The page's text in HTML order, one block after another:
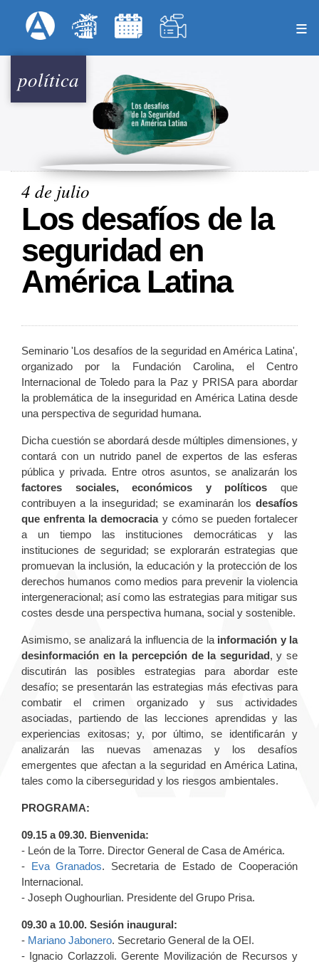
al
Menú Superior
política
4 de julio
Los desafíos de la
seguridad en
América Latina
Seminario 'Los desafíos de la seguridad en América Latina',
organizado por la Fundación Carolina, el Centro
Internacional de Toledo para la Paz y PRISA para abordar
la problemática de la inseguridad en América Latina desde
una perspectiva de seguridad humana.
Dicha cuestión se abordará desde múltiples dimensiones, y
contará con un nutrido panel de expertos de las esferas
pública y privada. Entre otros asuntos, se analizarán los
factores sociales, económicos y políticos que
contribuyen a la inseguridad; se examinarán los desafíos
que enfrenta la democraciay cómo se pueden fortalecer
a un tiempo las instituciones democráticas y las
instituciones de seguridad; se explorarán estrategias que
promuevan la inclusión, la educación y la protección de los
derechos humanos como medios para prevenir la violencia
intergeneracional; así como las estrategias para mitigar sus
costes desde una perspectiva humana, social y sostenible.
Asimismo, se analizará la influencia de la información y la
desinformación en la percepción de la seguridad, y se
discutirán las posibles estrategias para abordar este
desafío; se presentarán las estrategias más efectivas para
combatir el crimen organizado y sus actividades
asociadas, partiendo de las lecciones aprendidas y las
experiencias exitosas; y, por último, se identificarán y
analizarán las nuevas amenazas y los desafíos
emergentes que afectan a la seguridad en América Latina,
tales como la ciberseguridad y los riesgos ambientales.
PROGRAMA:
09.15 a 09.30. Bienvenida:
- León de la Torre. Director General de Casa de América.
- Eva Granados. Secretaria de Estado de Cooperación
Internacional.
- Joseph Oughourlian. Presidente del Grupo Prisa.
09.30 a 10.00. Sesión inaugural:
- Mariano Jabonero. Secretario General de la OEI.
- Ignacio Corlazzoli. Gerente Movilización de Recursos y